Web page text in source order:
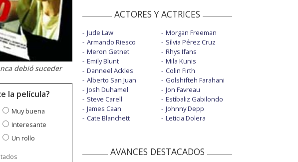
debió suceder
la película?
Muy buena
Interesante
Un rollo
ACTORES Y ACTRICES
Jude Law
Armando Riesco
Meron Getnet
Emily Blunt
Danneel Ackles
Alberto San Juan
Josh Duhamel
Steve Carell
James Caan
Cate Blanchett
Morgan Freeman
Sílvia Pérez Cruz
Rhys Ifans
Mila Kunis
Colin Firth
Golshifteh Farahani
Jon Favreau
Estíbaliz Gabilondo
Johnny Depp
Leticia Dolera
AVANCES DESTACADOS